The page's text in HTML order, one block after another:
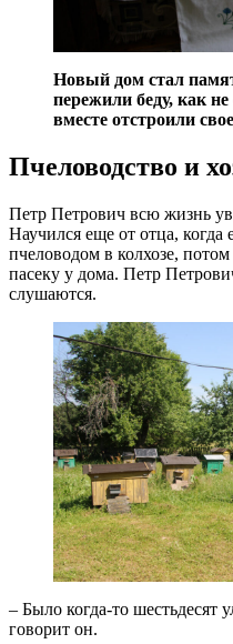
Новый дом стал
пережили беду, как
вместе отстроили
Пчеловодство и
Петр Петрович всю жизнь
Научился еще от отца, когда
пчеловодом в колхозе,
пасеку у дома. Петр
слушаются.
– Было когда-то шестьдесят
говорит он.